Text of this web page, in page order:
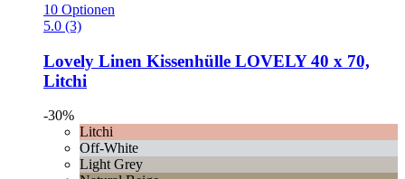
10 Optionen
5.0 (3)
Lovely Linen Kissenhülle LOVELY 40 x 70,
Litchi
-30%
Litchi
Off-White
Light Grey